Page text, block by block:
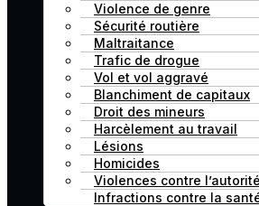
Violence de genre
Sécurité routière
Maltraitance
Trafic de drogue
Vol et vol aggravé
Blanchiment de capitaux
Droit des mineurs
Harcèlement au travail
Lésions
Homicides
Violences contre l’autorité
Infractions contre la